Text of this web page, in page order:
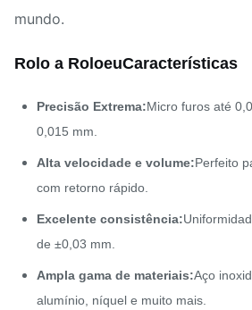
mundo.
Rolo a RoloeuCaracterísticas
Precisão Extrema:Micro furos até
0,015 mm.
Alta velocidade e volume:Perfeito
com retorno rápido.
Excelente consistência:
de ±0,03 mm.
Ampla gama de materiais:Aço
alumínio, níquel e muito mais.